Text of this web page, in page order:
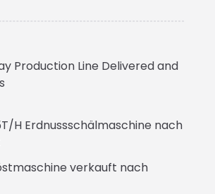
Production Line Delivered and
H Erdnussschälmaschine nach
verkauft nach